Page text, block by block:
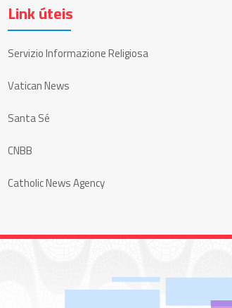
Link úteis
Servizio Informazione Religiosa
Vatican News
Santa Sé
CNBB
Catholic News Agency